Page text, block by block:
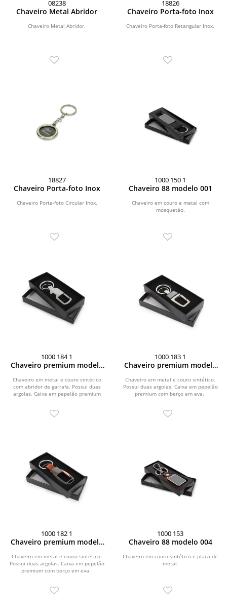
08238
Chaveiro Metal Abridor
Chaveiro Metal Abridor.
18826
Chaveiro Porta-foto Inox
Chaveiro Porta-foto Retangular Inox.
18827
Chaveiro Porta-foto Inox
Chaveiro Porta-foto Circular Inox.
1000 150 1
Chaveiro 88 modelo 001
Chaveiro em couro e metal com
mosquetão.
1000 184 1
Chaveiro premium modelo
Chaveiro em metal e couro sintético
com abridor de garrafa. Possui duas
argolas. Caixa em pepelão premium
1000 183 1
Chaveiro premium modelo
Chaveiro em metal e couro sintético.
Possui duas argolas. Caixa em pepelão
premium com berço em eva.
1000 182 1
Chaveiro premium modelo
Chaveiro em metal e couro sintético.
Possui duas argolas. Caixa em pepelão
premium com berço em eva.
1000 153
Chaveiro 88 modelo 004
Chaveiro em couro sintético e placa de
metal.